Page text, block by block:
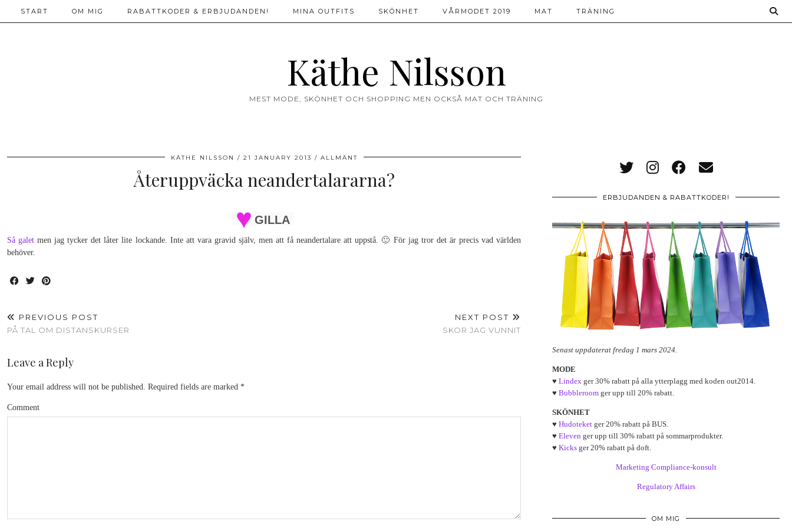
Käthe Nilsson
MEST MODE, SKÖNHET OCH SHOPPING MEN OCKSÅ MAT OCH TRÄNING
START OM MIG RABATTKODER & ERBJUDANDEN! MINA OUTFITS SKÖNHET VÅRMODET 2019 MAT TRÄNING
KÄTHE NILSSON 21 JANUARY 2013 ALLMÄNT
Återuppväcka neandertalararna?
GILLA
Så galet men jag tycker det låter lite lockande. Inte att vara gravid själv, men att få neandertalare att uppstå. 🙂 För jag tror det är precis vad världen
behöver.
PREVIOUS POST
PÅ TAL OM DISTANSKURSER
NEXT POST
SKOR JAG VUNNIT
Leave a Reply
Your email address will not be published. Required fields are marked *
Comment
ERBJUDANDEN & RABATTKODER!
Senast uppdaterat fredag 1 mars 2024.
MODE
♥ Lindex ger 30% rabatt på alla ytterplagg med koden out2014.
♥ Bubbleroom ger upp till 20% rabatt.
SKÖNHET
♥ Hudoteket ger 20% rabatt på BUS.
♥ Eleven ger upp till 30% rabatt på sommarprodukter.
♥ Kicks ger 20% rabatt på doft.
Marketing Compliance-konsult
Regulatory Affairs
OM MIG